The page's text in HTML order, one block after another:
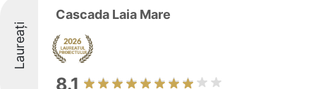
Laureați
Cascada Laia Mare
8.1